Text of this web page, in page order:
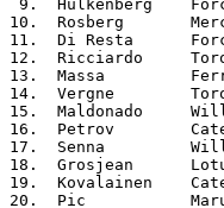
9.  Hulkenberg
10.  Rosberg
11.  Di Resta
12.  Ricciardo
13.  Massa
14.  Vergne
15.  Maldonado
16.  Petrov
17.  Senna
18.  Grosjean
19.  Kovalainen
20.  Pic